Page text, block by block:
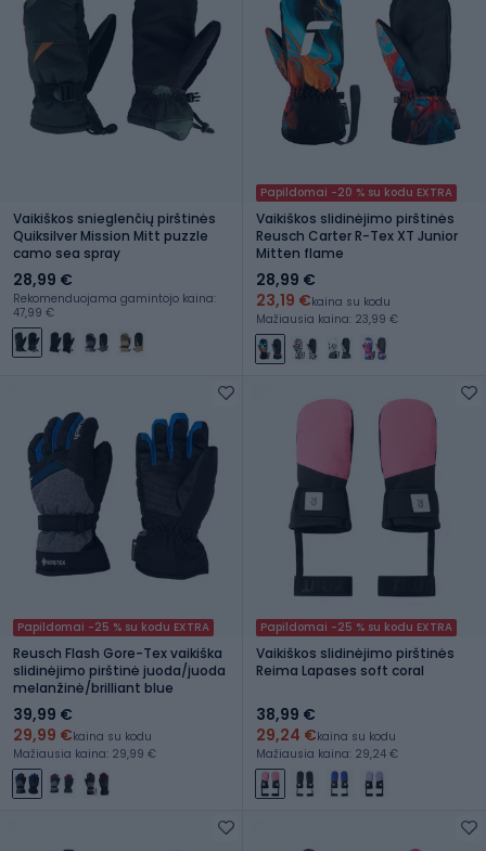
Vaikiškos snieglenčių pirštinės
Quiksilver Mission Mitt puzzle
camo sea spray
28,99 €
Rekomenduojama gamintojo kaina:
47,99 €
Papildomai -20 % su kodu EXTRA
Vaikiškos slidinėjimo pirštinės
Reusch Carter R-Tex XT Junior
Mitten flame
28,99 €
23,19 €kaina su kodu
Mažiausia kaina: 23,99 €
Papildomai -25 % su kodu EXTRA
Reusch Flash Gore-Tex vaikiška
slidinėjimo pirštinė juoda/juoda
melanžinė/brilliant blue
39,99 €
29,99 €kaina su kodu
Mažiausia kaina: 29,99 €
Papildomai -25 % su kodu EXTRA
Vaikiškos slidinėjimo pirštinės
Reima Lapases soft coral
38,99 €
29,24 €kaina su kodu
Mažiausia kaina: 29,24 €